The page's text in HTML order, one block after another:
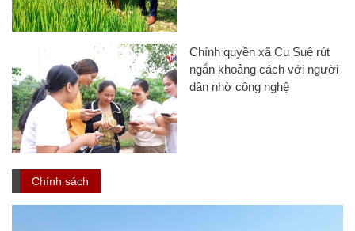
Chính quyền xã Cu Suê rút
ngắn khoảng cách với người
dân nhờ công nghệ
Chính sách